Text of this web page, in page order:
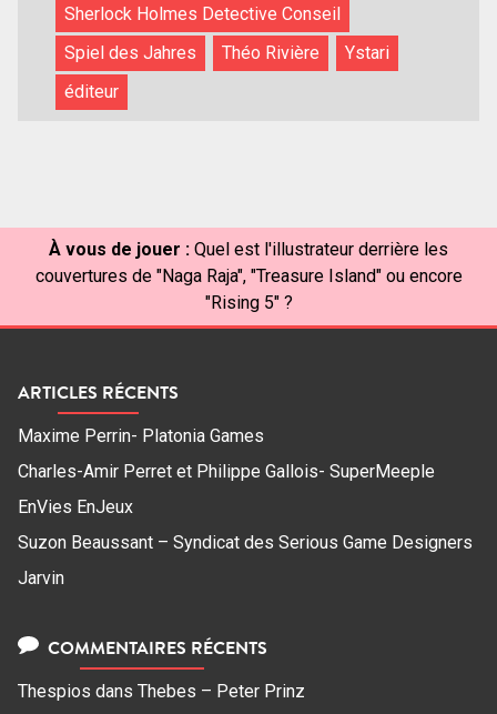
Sherlock Holmes Detective Conseil
Spiel des Jahres
Théo Rivière
Ystari
éditeur
À vous de jouer : Quel est l'illustrateur derrière les
couvertures de "Naga Raja", "Treasure Island" ou encore
"Rising 5" ?
ARTICLES RÉCENTS
Maxime Perrin- Platonia Games
Charles-Amir Perret et Philippe Gallois- SuperMeeple
EnVies EnJeux
Suzon Beaussant – Syndicat des Serious Game Designers
Jarvin
COMMENTAIRES RÉCENTS
Thespios dans Thebes – Peter Prinz